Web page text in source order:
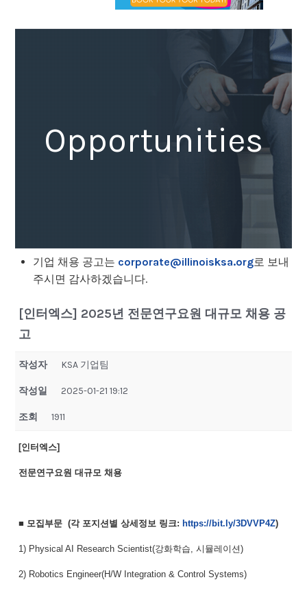
Opportunities
기업 채용 공고는 corporate@illinoisksa.org로 보내
주시면 감사하겠습니다.
[인터엑스] 2025년 전문연구요원 대규모 채용 공
고
작성자 KSA 기업팀
작성일 2025-01-21 19:12
조회 1911
[인터엑스]
전문연구요원 대규모 채용
■ 모집부문 (각 포지션별 상세정보 링크: https://bit.ly/3DVVP4Z)
1) Physical AI Research Scientist(강화학습, 시뮬레이션)
2) Robotics Engineer(H/W Integration & Control Systems)